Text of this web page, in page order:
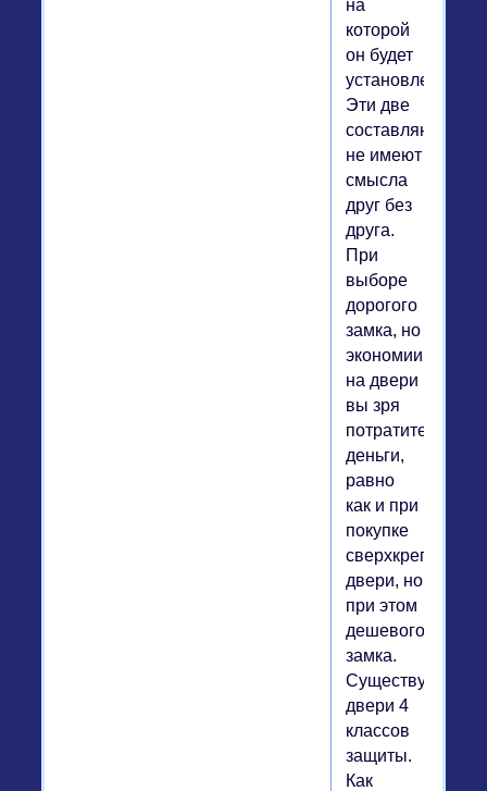
на
которой
он будет
установлен.
Эти две
составляющие
не имеют
смысла
друг без
друга.
При
выборе
дорогого
замка, но
экономии
на двери
вы зря
потратите
деньги,
равно
как и при
покупке
сверхкрепкой
двери, но
при этом
дешевого
замка.
Существуют
двери 4
классов
защиты.
Как